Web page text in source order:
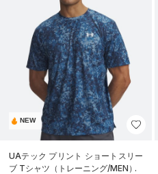
NEW
UAテック プリント ショートスリー
ブ Tシャツ（トレーニング/MEN）